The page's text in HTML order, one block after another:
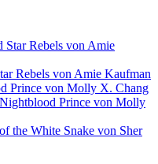
Star Rebels von Amie
Rebels von Amie Kaufman
Prince von Molly X. Chang
Prince von Molly
the White Snake von Sher